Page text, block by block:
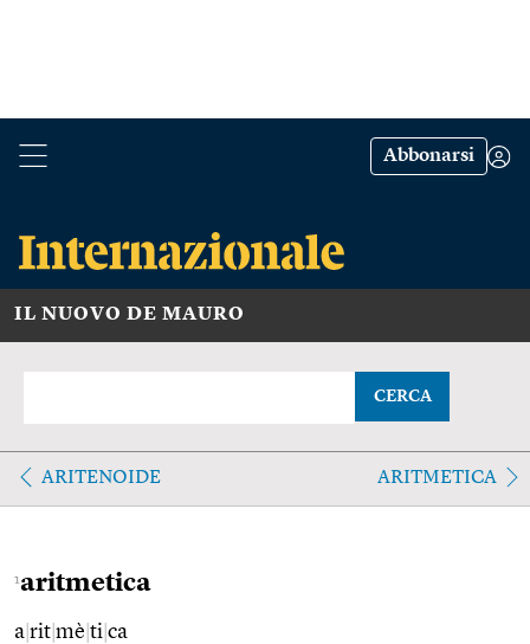
Abbonarsi
IL NUOVO DE MAURO
CERCA
ARITENOIDE ARITMETICA
1aritmetica
a rit mè ti ca